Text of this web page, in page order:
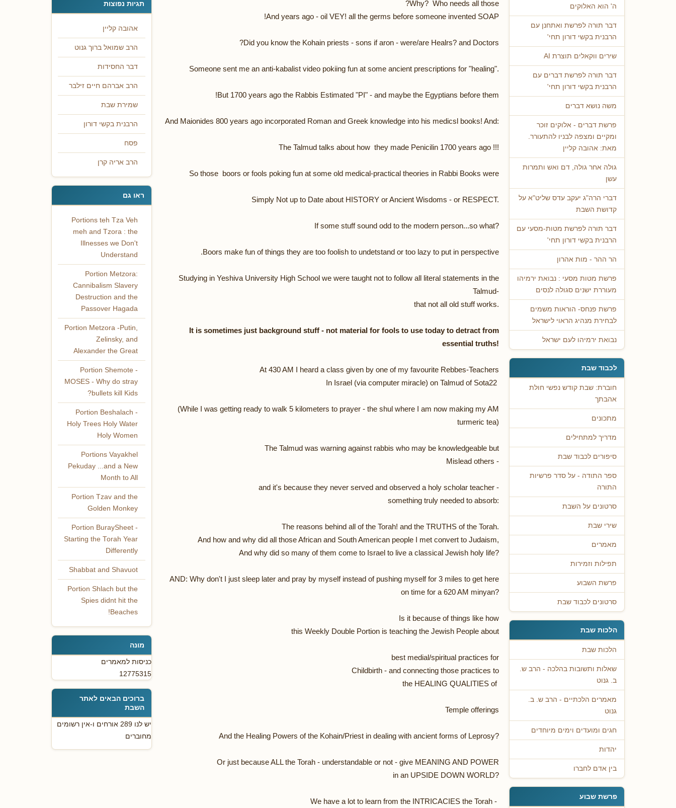
ה' הוא האלוקים
דבר תורה לפרשת ואתחנן עם
הרבנית בקשי דורון תחי'
שירים ווקאלים תוצרת AI
דבר תורה לפרשת דברים עם
הרבנית בקשי דורון תחי'
משה נושא דברים
פרשת דברים - אלוקים זוכר
ומקיים ומצפה לבניו להתעורר.
מאת: אהובה קליין
גולה אחר גולה, דם ואש ותמרות
עשן
דברי הרה"ג יעקב עדס שליט"א על
קדושת השבת
דבר תורה לפרשת מטות-מסעי עם
הרבנית בקשי דורון תחי'
הר ההר - מות אהרון
פרשת מטות מסעי : נבואת ירמיהו
מעוררת ישנים סגולה לנסים
פרשת פנחס- הוראות משמים
לבחירת מנהיג הראוי לישראל
נבואת ירמיהו לעם ישראל
לכבוד שבת
חוברת: שבת קודש נפשי חולת
אהבתך
מתכונים
מדריך למתחילים
סיפורים לכבוד שבת
ספר התודה - על סדר פרשיות
התורה
סרטונים על השבת
שירי שבת
מאמרים
תפילות וזמירות
פרשת השבוע
סרטונים לכבוד שבת
הלכות שבת
הלכות שבת
שאלות ותשובות בהלכה - הרב ש.
ב. גנוט
מאמרים הלכתיים - הרב ש. ב.
גנוט
חגים ומועדים וימים מיוחדים
יהדות
בין אדם לחברו
פרשת שבוע
Why? Who needs all those?
And years ago - oil VEY! all the germs before someone invented SOAP!
Did you know the Kohain priests - sons if aron - were/are Healrs? and Doctors?
Someone sent me an anti-kabalist video pokiing fun at some ancient prescriptions for "healing".
But 1700 years ago the Rabbis Estimated "PI" - and maybe the Egyptians before them!
And Maionides 800 years ago incorporated Roman and Greek knowledge into his medicsl books! And:
The Talmud talks about how they made Penicilin 1700 years ago !!!
So those boors or fools poking fun at some old medical-practical theories in Rabbi Books were
Simply Not up to Date about HISTORY or Ancient Wisdoms - or RESPECT.
If some stuff sound odd to the modern person...so what?
Boors make fun of things they are too foolish to undetstand or too lazy to put in perspective.
Studying in Yeshiva University High School we were taught not to follow all literal statements in the
Talmud-
that not all old stuff works.
It is sometimes just background stuff - not material for fools to use today to detract from
essential truths!
At 430 AM I heard a class given by one of my favourite Rebbes-Teachers
In Israel (via computer miracle) on Talmud of Sota22
(While I was getting ready to walk 5 kilometers to prayer - the shul where I am now making my AM
turmeric tea)
The Talmud was warning against rabbis who may be knowledgeable but
Mislead others -
and it's because they never served and observed a holy scholar teacher -
something truly needed to absorb:
The reasons behind all of the Torah! and the TRUTHS of the Torah.
And how and why did all those African and South American people I met convert to Judaism,
And why did so many of them come to Israel to live a classical Jewish holy life?
AND: Why don't I just sleep later and pray by myself instead of pushing myself for 3 miles to get here
on time for a 620 AM minyan?
Is it because of things like how
this Weekly Double Portion is teaching the Jewish People about
best medial/spiritual practices for
Childbirth - and connecting those practices to
the HEALING QUALITIES of
Temple offerings
And the Healing Powers of the Kohain/Priest in dealing with ancient forms of Leprosy?
Or just because ALL the Torah - understandable or not - give MEANING AND POWER
in an UPSIDE DOWN WORLD?
We have a lot to learn from the INTRICACIES the Torah -
תגיות נפוצות
אהובה קליין
הרב שמואל ברוך גנוט
דבר החסידות
הרב אברהם חיים זילבר
שמירת שבת
הרבנית בקשי דורון
פסח
הרב אריה קרן
ראו גם
Portions teh Tza Veh
meh and Tzora : the
Illnesses we Don't
Understand
Portion Metzora:
Cannibalism Slavery
Destruction and the
Passover Hagada
Portion Metzora -Putin,
Zelinsky, and
Alexander the Great
Portion Shemote -
MOSES - Why do stray
bullets kill Kids?
Portion Beshalach -
Holy Trees Holy Water
Holy Women
Portions Vayakhel
Pekuday ...and a New
Month to All
Portion Tzav and the
Golden Monkey
Portion BuraySheet -
Starting the Torah Year
Differently
Shabbat and Shavuot
Portion Shlach but the
Spies didnt hit the
Beaches!
מונה
כניסות למאמרים
12775315
ברוכים הבאים לאתר
השבת
יש לנו 289 אורחים ו-אין רשומים
מחוברים